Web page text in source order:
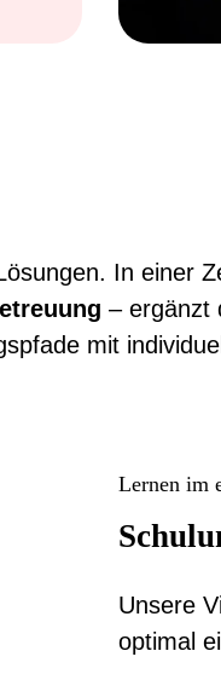
In einer
– ergänzt
mit
Lernen im
Unsere
optimal